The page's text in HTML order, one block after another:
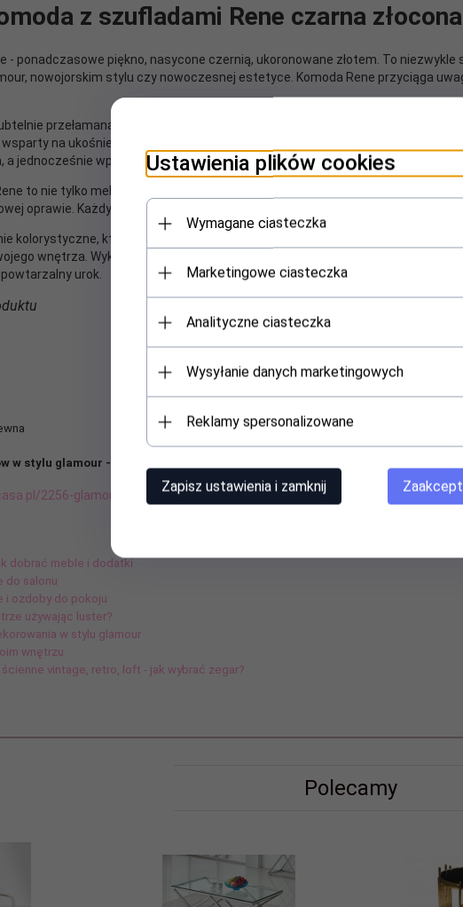
z szufladami Rene czarna
- ponadczasowe piękno, nasycone czernią, ukoronowane złotem. To
nowojorskim stylu czy nowoczesnej estetyce. Komoda Rene przyciąga
przełamana złotymi akcentami tworzy wytworny kontrast, nadając
na ukośnie umieszczonych złotych nóżkach, jest wyrazem
a jednocześnie wpisuje go w ponadczasowy trend.
to nie tylko mebel, ale także funkcjonalny schowek na Twoje osobiste
oprawie. Każdy element komody jest wykonany z pasją i troską, aby zapewnić
kolorystyczne, które w przypadku tej komody jest perfekcyjnie trafione. To
wnętrza. Wykorzystaj jej elitarną klasykę, czerpiąc radość z codziennego
urok.
w stylu glamour - zajrzyj tutaj:
2256-glamour
dobrać meble i dodatki
do salonu
i ozdoby do pokoju
używając luster?
w stylu glamour
wnętrzu
vintage, retro, loft - jak wybrać zegar?
Polecamy
Ustawienia plików cookies
Wymagane ciasteczka
Marketingowe ciasteczka
Analityczne ciasteczka
Wysyłanie danych marketingowych
Reklamy spersonalizowane
Zapisz ustawienia i zamknij